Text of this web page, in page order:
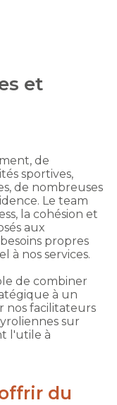
et
de
sportives,
de nombreuses
Le team
la cohésion et
aux
propres
à nos services.
de combiner
à un
nos facilitateurs
sur
l'utile à
du